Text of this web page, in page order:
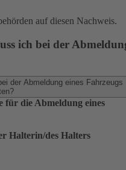
auf diesen Nachweis.
ich bei der
der Abmeldung eines Fahrzeugs
für die Abmeldung eines
Halterin/des Halters